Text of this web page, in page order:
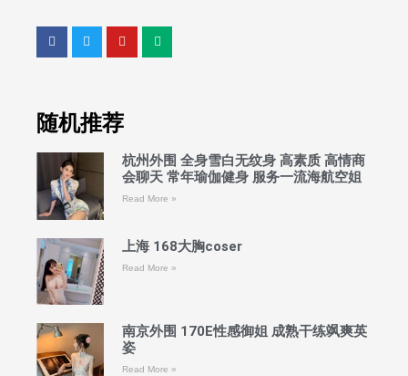
随机推荐
杭州外围 全身雪白无纹身 高素质 高情商
会聊天 常年瑜伽健身 服务一流海航空姐
Read More »
上海 168大胸coser
Read More »
南京外围 170E性感御姐 成熟干练飒爽英
姿
Read More »